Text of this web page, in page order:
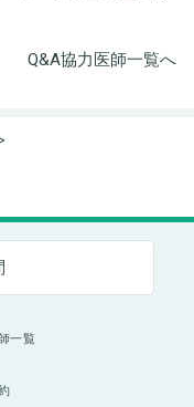
Q&A協力医師一覧へ
一覧